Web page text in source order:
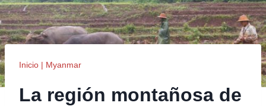
Inicio | Myanmar
La región montañosa de